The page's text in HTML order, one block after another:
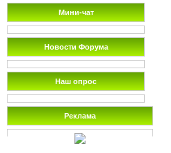
Мини-чат
Новости Форума
Наш опрос
Реклама